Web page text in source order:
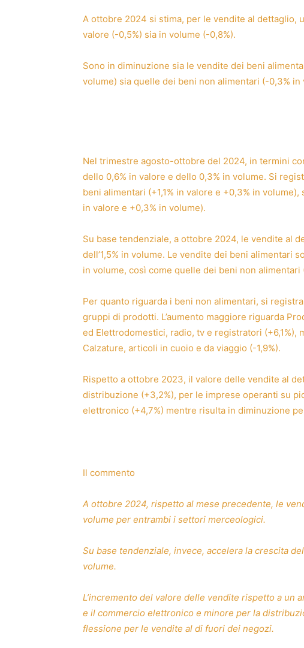
A ottobre 2024 si stima, per le vendite al dettaglio,
valore (-0,5%) sia in volume (-0,8%).
Sono in diminuzione sia le vendite dei beni
volume) sia quelle dei beni non alimentari (-0,3% in
Nel trimestre agosto-ottobre del 2024, in termini
dello 0,6% in valore e dello 0,3% in volume. Si
beni alimentari (+1,1% in valore e +0,3% in
in valore e +0,3% in volume).
Su base tendenziale, a ottobre 2024, le vendite al
dell’1,5% in volume. Le vendite dei beni alimentari
in volume, così come quelle dei beni non alimentari
Per quanto riguarda i beni non alimentari, si
gruppi di prodotti. L’aumento maggiore riguarda
ed Elettrodomestici, radio, tv e registratori
Calzature, articoli in cuoio e da viaggio (-1,9%).
Rispetto a ottobre 2023, il valore delle vendite al
distribuzione (+3,2%), per le imprese operanti su
elettronico (+4,7%) mentre risulta in diminuzione
Il commento
A ottobre 2024, rispetto al mese precedente, le
volume per entrambi i settori merceologici.
Su base tendenziale, invece, accelera la crescita
volume.
L’incremento del valore delle vendite rispetto a un
e il commercio elettronico e minore per la
flessione per le vendite al di fuori dei negozi.